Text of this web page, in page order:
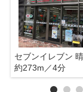
約273m／4分